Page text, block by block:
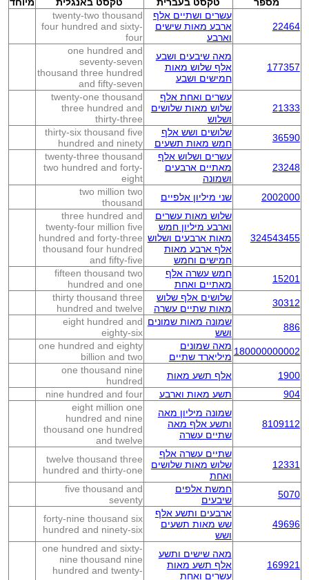
22464
עשרים ושתיים אלף
ארבע מאות שישים
וארבע
twenty-two thousand
four hundred and sixty-
four
177357
מאה שיבעים ושבע
אלף שלוש מאות
חמישים ושבע
one hundred and
seventy-seven
thousand three hundred
and fifty-seven
21333
עשרים ואחת אלף
שלוש מאות שלושים
ושלוש
twenty-one thousand
three hundred and
thirty-three
36590
שלושים ושש אלף
חמש מאות תשעים
thirty-six thousand five
hundred and ninety
23248
עשרים ושלוש אלף
מאתיים ארבעים
ושמונה
twenty-three thousand
two hundred and forty-
eight
2002000
שני מיליון אלפיים
two million two
thousand
324543455
שלוש מאות עשרים
וארבע מיליון חמש
מאות ארבעים ושלוש
אלף ארבע מאות
חמישים וחמש
three hundred and
twenty-four million five
hundred and forty-three
thousand four hundred
and fifty-five
15201
חמש עשרה אלף
מאתיים ואחת
fifteen thousand two
hundred and one
30312
שלושים אלף שלוש
מאות שתיים עשרה
thirty thousand three
hundred and twelve
886
שמונה מאות שמונים
ושש
eight hundred and
eighty-six
180000000002 מאה שמונים
מיליארד שתיים
one hundred and eighty
billion and two
1900
אלף תשע מאות
one thousand nine
hundred
904
תשע מאות וארבע nine hundred and four
8109112
שמונה מיליון מאה
ותשע אלף מאה
שתיים עשרה
eight million one
hundred and nine
thousand one hundred
and twelve
12331
שתיים עשרה אלף
שלוש מאות שלושים
ואחת
twelve thousand three
hundred and thirty-one
5070
חמשת אלפים
שיבעים
five thousand and
seventy
49696
ארבעים ותשע אלף
שש מאות תשעים
ושש
forty-nine thousand six
hundred and ninety-six
169921
מאה שישים ותשע
אלף תשע מאות
עשרים ואחת
one hundred and sixty-
nine thousand nine
hundred and twenty-